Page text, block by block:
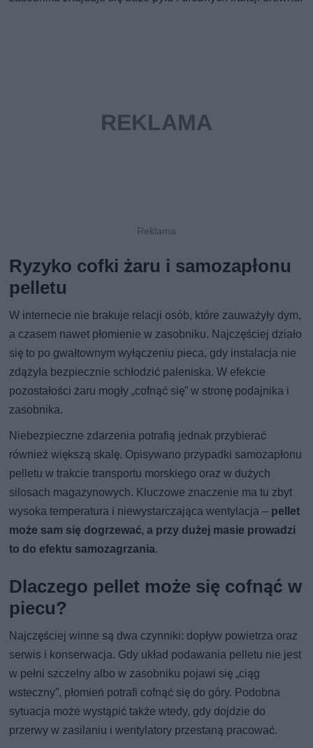
Ryzyko cofki żaru i samozapłonu
pelletu
W internecie nie brakuje relacji osób, które zauważyły dym,
a czasem nawet płomienie w zasobniku. Najczęściej działo
się to po gwałtownym wyłączeniu pieca, gdy instalacja nie
zdążyła bezpiecznie schłodzić paleniska. W efekcie
pozostałości żaru mogły „cofnąć się” w stronę podajnika i
zasobnika.
Niebezpieczne zdarzenia potrafią jednak przybierać
również większą skalę. Opisywano przypadki samozapłonu
pelletu w trakcie transportu morskiego oraz w dużych
silosach magazynowych. Kluczowe znaczenie ma tu zbyt
wysoka temperatura i niewystarczająca wentylacja – pellet
może sam się dogrzewać, a przy dużej masie prowadzi
to do efektu samozagrzania.
Dlaczego pellet może się cofnąć w
piecu?
Najczęściej winne są dwa czynniki: dopływ powietrza oraz
serwis i konserwacja. Gdy układ podawania pelletu nie jest
w pełni szczelny albo w zasobniku pojawi się „ciąg
wsteczny”, płomień potrafi cofnąć się do góry. Podobna
sytuacja może wystąpić także wtedy, gdy dojdzie do
przerwy w zasilaniu i wentylatory przestaną pracować.